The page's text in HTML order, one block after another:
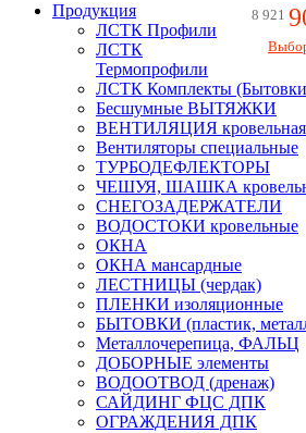
8 921
Продукция
ЛСТК Профили
ЛСТК
Термопрофили
ЛСТК Комплекты
Бесшумные ВЫТЯЖКИ
ВЕНТИЛЯЦИЯ кровельная
Вентиляторы специальные
ТУРБОДЕФЛЕКТОРЫ
ЧЕШУЯ, ШАШКА
СНЕГОЗАДЕРЖАТЕЛИ
ВОДОСТОКИ кровельные
ОКНА
ОКНА мансардные
ЛЕСТНИЦЫ (чердак)
ПЛЕНКИ изоляционные
БЫТОВКИ (пластик,
Металлочерепица, ФАЛЬЦ
ДОБОРНЫЕ элементы
ВОДООТВОД (дренаж)
САЙДИНГ ФЦС ДПК
ОГРАЖДЕНИЯ ДПК